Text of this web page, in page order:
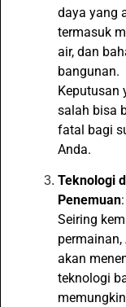
daya yang
termasuk
air, dan
bangunan.
Keputusan
salah bisa
fatal bagi
Anda.
Teknologi
Penemuan:
Seiring
permainan,
akan
teknologi